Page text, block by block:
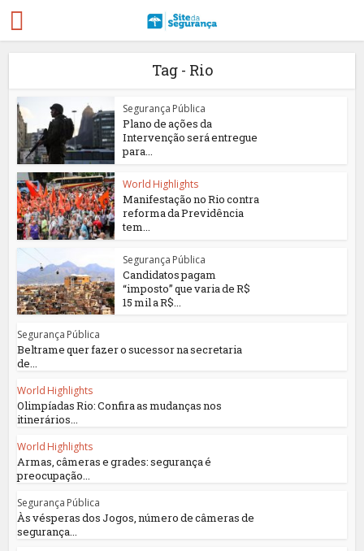
Tag - Rio
Segurança Pública
Plano de ações da
Intervenção será entregue
para...
World Highlights
Manifestação no Rio contra
reforma da Previdência
tem...
Segurança Pública
Candidatos pagam
“imposto” que varia de R$
15 mil a R$...
Segurança Pública
Beltrame quer fazer o sucessor na secretaria
de...
World Highlights
Olimpíadas Rio: Confira as mudanças nos
itinerários...
World Highlights
Armas, câmeras e grades: segurança é
preocupação...
Segurança Pública
Às vésperas dos Jogos, número de câmeras de
segurança...